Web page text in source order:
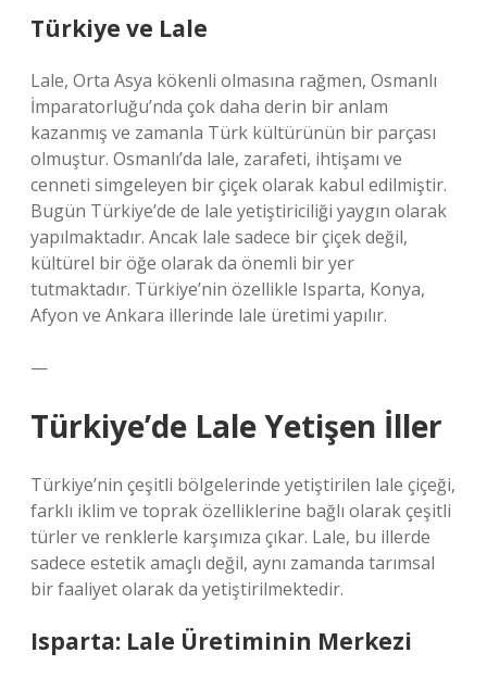
Türkiye ve Lale
Lale, Orta Asya kökenli olmasına rağmen, Osmanlı
İmparatorluğu’nda çok daha derin bir anlam
kazanmış ve zamanla Türk kültürünün bir parçası
olmuştur. Osmanlı’da lale, zarafeti, ihtişamı ve
cenneti simgeleyen bir çiçek olarak kabul edilmiştir.
Bugün Türkiye’de de lale yetiştiriciliği yaygın olarak
yapılmaktadır. Ancak lale sadece bir çiçek değil,
kültürel bir öğe olarak da önemli bir yer
tutmaktadır. Türkiye’nin özellikle Isparta, Konya,
Afyon ve Ankara illerinde lale üretimi yapılır.
—
Türkiye’de Lale Yetişen İller
Türkiye’nin çeşitli bölgelerinde yetiştirilen lale çiçeği,
farklı iklim ve toprak özelliklerine bağlı olarak çeşitli
türler ve renklerle karşımıza çıkar. Lale, bu illerde
sadece estetik amaçlı değil, aynı zamanda tarımsal
bir faaliyet olarak da yetiştirilmektedir.
Isparta: Lale Üretiminin Merkezi